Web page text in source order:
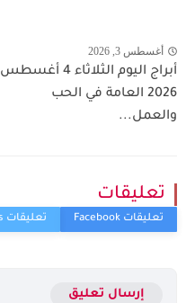
أغسطس 3, 2026
أبراج اليوم الثلاثاء 4 أغسطس
2026 العامة في الحب
والعمل...
تعليقات
إرسال تعليق